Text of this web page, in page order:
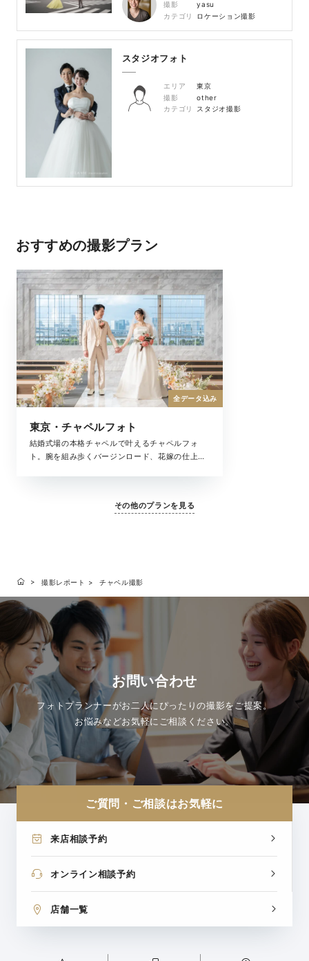
撮影
yasu
カテゴリ
ロケーション撮影
スタジオフォト
エリア
東京
撮影
other
カテゴリ
スタジオ撮影
おすすめの撮影プラン
東京・チャペルフォト
結婚式場の本格チャペルで叶えるチャペルフォ
ト。腕を組み歩くバージンロード、花嫁の仕上げ
影データがセットになったプランです。
全データ込み
その他のプランを見る
撮影レポート チャペル撮影
お問い合わせ
フォトプランナーがお二人にぴったりの撮影をご提案。
お悩みなどお気軽にご相談ください。
ご質問・ご相談はお気軽に
来店相談予約
オンライン相談予約
店舗一覧